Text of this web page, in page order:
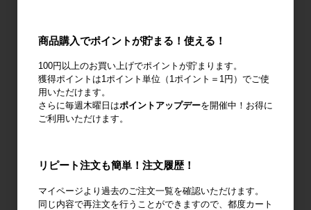
ノーパンクタ
イヤ
作業環境改善 廃棄物減容機
輸送用緩衝材 安全設備
商品購入でポイントが貯まる！使える！
100円以上のお買い上げでポイントが貯まります。
獲得ポイントは1ポイント単位（1ポイント＝1円）でご使
用いただけます。
さらに毎週木曜日はポイントアップデーを開催中！お得に
ご利用いただけます。
リピート注文も簡単！注文履歴！
マイページより過去のご注文一覧を確認いただけます。
同じ内容で再注文を行うことができますので、都度カート